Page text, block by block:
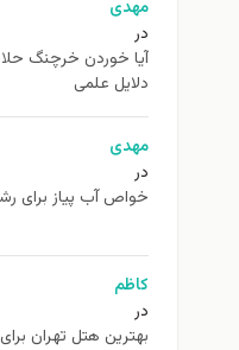
مهدی
در
آیا خوردن خرچنگ
دلایل علمی
مهدی
در
خواص آب پیاز برای
کاظم
در